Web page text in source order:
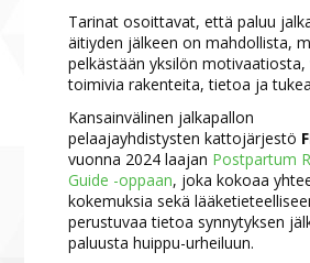
Tarinat osoittavat, että paluu
äitiyden jälkeen on mahdollista,
pelkästään yksilön motivaatiosta,
toimivia rakenteita, tietoa ja
Kansainvälinen jalkapallon
pelaajayhdistysten kattojärjestö
vuonna 2024 laajan Postpartum
Guide -oppaan, joka kokoaa
kokemuksia sekä
perustuvaa tietoa synnytyksen
paluusta huippu-urheiluun.